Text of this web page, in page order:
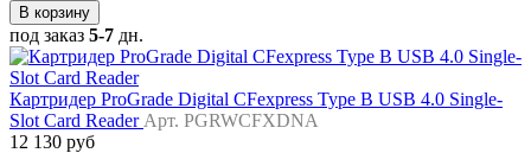
В корзину
под заказ 5-7 дн.
Картридер ProGrade Digital CFexpress Type B USB 4.0 Single-
Slot Card Reader Арт. PGRWCFXDNA
12 130 руб